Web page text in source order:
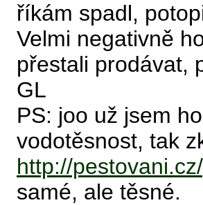
říkám spadl,
Velmi negativně
přestali prodávat,
GL
PS: joo už jsem
vodotěsnost, tak
http://
samé, ale těsné.